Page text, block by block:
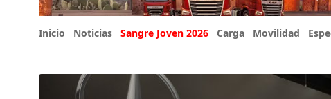
Inicio Noticias Sangre Joven 2026 Carga Movilidad